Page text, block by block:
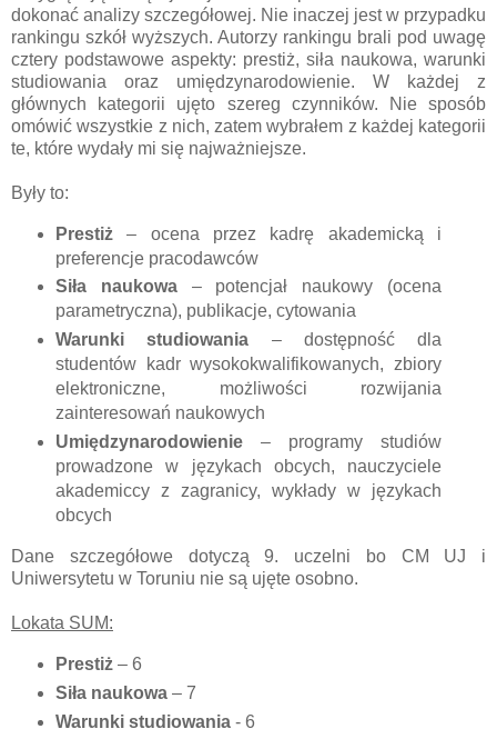
dokonać analizy szczegółowej. Nie inaczej jest w przypadku
rankingu szkół wyższych. Autorzy rankingu brali pod uwagę
cztery podstawowe aspekty: prestiż, siła naukowa, warunki
studiowania oraz umiędzynarodowienie. W każdej z
głównych kategorii ujęto szereg czynników. Nie sposób
omówić wszystkie z nich, zatem wybrałem z każdej kategorii
te, które wydały mi się najważniejsze.
Były to:
Prestiż– ocena przez kadrę akademicką i
preferencje pracodawców
Siła naukowa– potencjał naukowy (ocena
parametryczna), publikacje, cytowania
Warunki studiowania – dostępność dla
studentów kadr wysokokwalifikowanych, zbiory
elektroniczne, możliwości rozwijania
zainteresowań naukowych
Umiędzynarodowienie – programy studiów
prowadzone w językach obcych, nauczyciele
akademiccy z zagranicy, wykłady w językach
obcych
Dane szczegółowe dotyczą 9. uczelni bo CM UJ i
Uniwersytetu w Toruniu nie są ujęte osobno.
Lokata SUM:
Prestiż – 6
Siła naukowa– 7
Warunki studiowania- 6